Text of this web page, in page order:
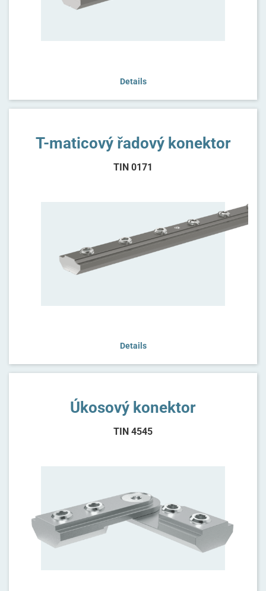
Details
T-maticový řadový konektor
TIN 0171
Details
Úkosový konektor
TIN 4545